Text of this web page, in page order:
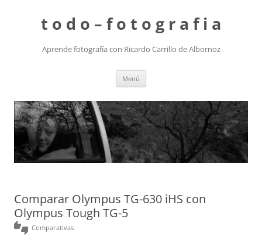
t o d o – f o t o g r a f i a
Aprende fotografía con Ricardo Carrillo de Albornoz
Menú
Comparar Olympus TG-630 iHS con
Olympus Tough TG-5
thumbs_up_down Comparativas